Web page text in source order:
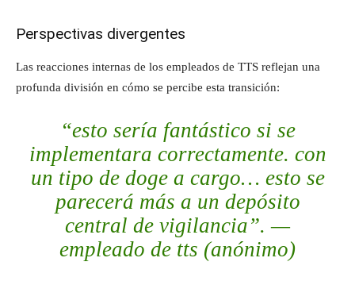
Perspectivas divergentes
Las reacciones internas de los empleados de TTS reflejan una
profunda división en cómo se percibe esta transición:
“esto sería fantástico si se
implementara correctamente. con
un tipo de doge a cargo… esto se
parecerá más a un depósito
central de vigilancia”. —
empleado de tts (anónimo)